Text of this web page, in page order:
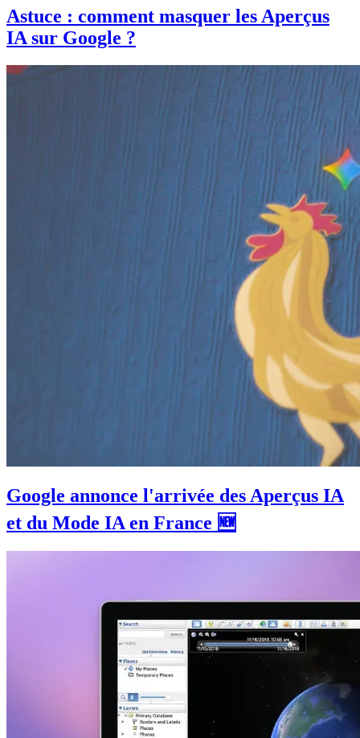
Astuce : comment masquer les Aperçus
IA sur Google ?
Google annonce l'arrivée des Aperçus IA
et du Mode IA en France 🆕